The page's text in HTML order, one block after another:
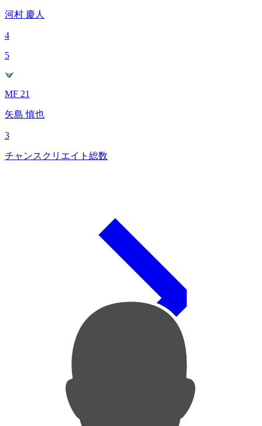
河村 慶人
4
5
MF 21
矢島 慎也
3
チャンスクリエイト総数